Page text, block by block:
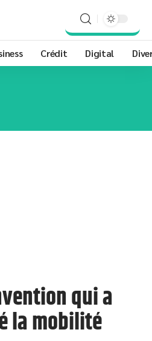
Crédit Digital
qui a
la mobilité